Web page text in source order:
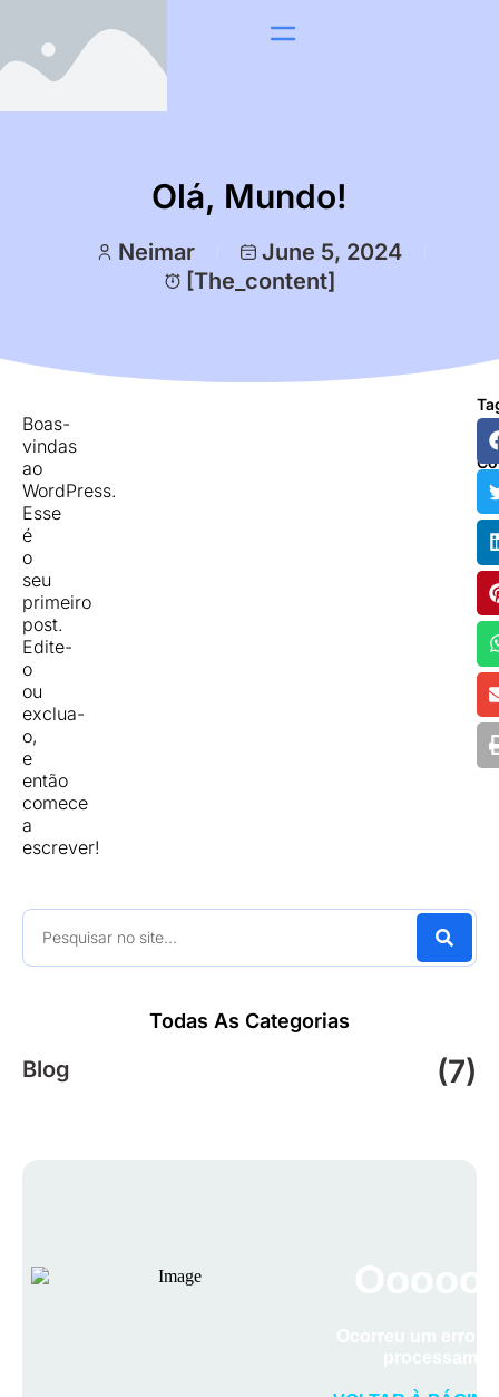
Olá, Mundo!
Neimar
June 5, 2024
[the_content]
Boas-
vindas
ao
WordPress.
Esse
é
o
seu
primeiro
post.
Edite-
o
ou
exclua-
o,
e
então
comece
a
escrever!
Todas As Categorias
Blog (7)